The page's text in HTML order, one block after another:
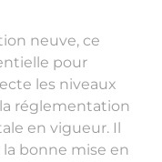
neuve, ce
pour
les niveaux
réglementation
en vigueur. Il
bonne mise en